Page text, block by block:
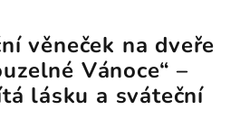
věneček na dveře
Vánoce“ –
lásku a sváteční